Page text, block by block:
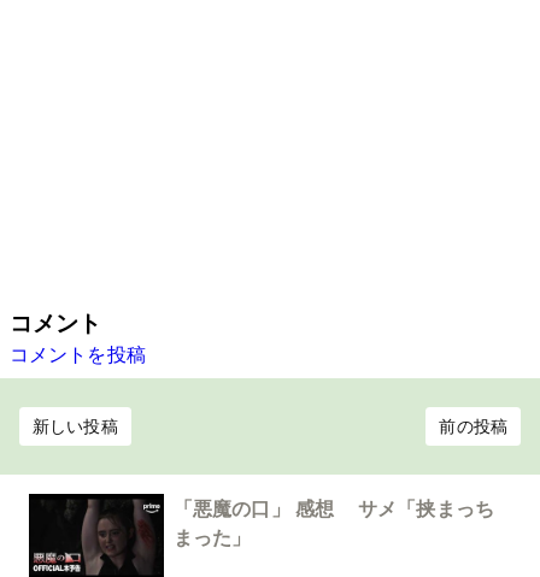
コメント
コメントを投稿
新しい投稿 前の投稿
「悪魔の口」 感想 サメ「挟まっち
まった」